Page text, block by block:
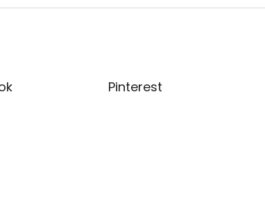
Pinterest